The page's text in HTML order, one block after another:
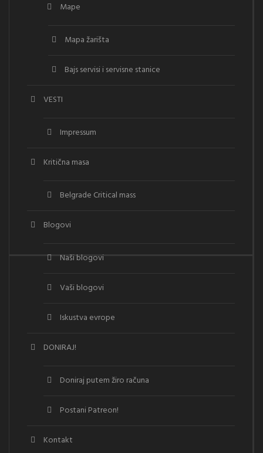
Mape
Mapa žarišta
Bajs servisi i servisne stanice
VESTI
Impressum
Kritična masa
Belgrade Critical mass
Blogovi
Naši blogovi
Vaši blogovi
Iskustva evrope
DONIRAJ!
Doniraj putem žiro računa
Postani Patreon!
Kontakt